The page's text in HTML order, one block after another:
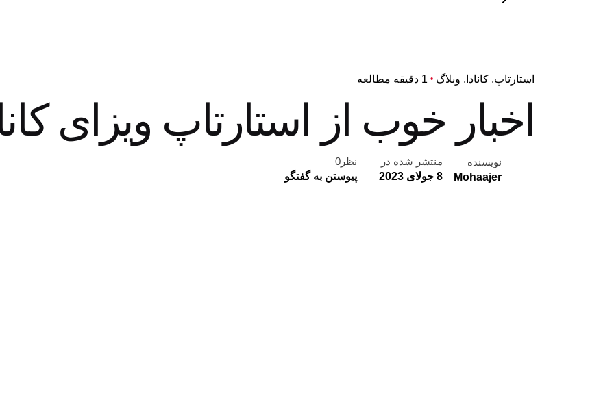
استارتاپ کانادا وبلاگ 1 دقیقه مطالعه
اخبار خوب از استارتاپ ویزای
نویسنده
Mohaajer
منتشر شده در
8 جولای 2023
نظر0
پیوستن به گفتگو